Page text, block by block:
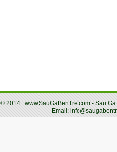
© 2014. www.SauGaBenTre.com - Sáu
Email: